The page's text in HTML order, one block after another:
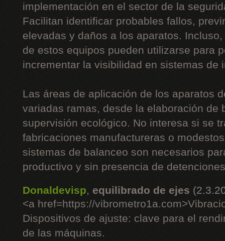
implementación en el sector de la
Facilitan identificar probables fallos,
elevadas y daños a los aparatos.
de estos equipos pueden utilizarse para
incrementar la visibilidad en sistemas de
Las áreas de aplicación de los aparatos
variadas ramas, desde la elaboración de
supervisión ecológico. No interesa si se
fabricaciones manufactureras o
sistemas de balanceo son necesarios
productivo y sin presencia de
Donaldevisp, equilibrado de ejes
<a href=https://
Dispositivos de ajuste: clave para el
de las máquinas.